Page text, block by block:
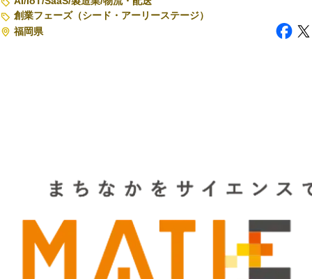
紹介する企業について
特集記事
転職
大学発スタートアップ
創業フェーズ（シード・アーリーステージ）
福岡県